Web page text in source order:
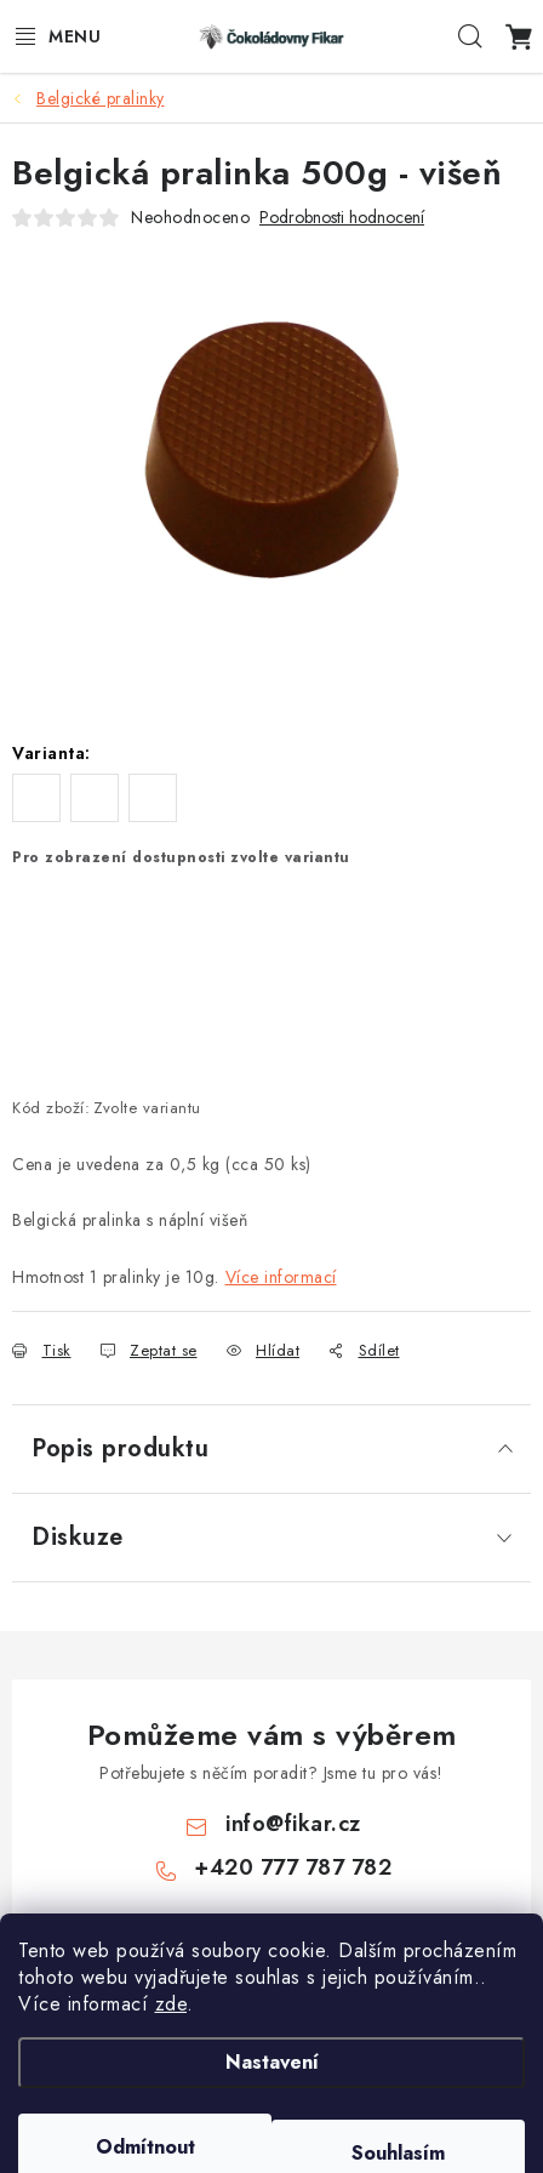
Tento web používá soubory cookie. Dalším procházením
tohoto webu vyjadřujete souhlas s jejich používáním..
Více informací zde.
Nastavení
Odmítnout Souhlasím
na
ESHOP
REKLAMNÍ VÝROBKY
O NÁS
FUNKČNÍ ČOKOLÁDA
Belgické pralinky
Varianta:
Pro zobrazení dostupnosti zvolte variantu
Kód zboží: Zvolte variantu
Cena je uvedena za 0,5 kg (cca 50 ks)
Belgická pralinka s náplní višeň
Hmotnost 1 pralinky je 10g. Více informací
Tisk Zeptat se Hlídat Sdílet
Belgická pralinka 500g - višeň
Neohodnoceno Podrobnosti hodnocení
Popis produktu
Diskuze
Pomůžeme vám s výběrem
Potřebujete s něčím poradit? Jsme tu pro vás!
info@fikar.cz
+420 777 787 782
Copyright 2026Čokoládovny Fikar . Všechna práva vyhrazena.